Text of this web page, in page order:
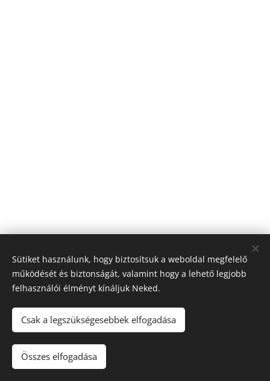
© 2026 Nagyfólia Kft. Minden jog fenntartva
Sütik
Sütiket használunk, hogy biztosítsuk a weboldal megfelelő
működését és biztonságát, valamint hogy a lehető legjobb
felhasználói élményt kínáljuk Neked.
Csak a legszükségesebbek elfogadása
Összes elfogadása